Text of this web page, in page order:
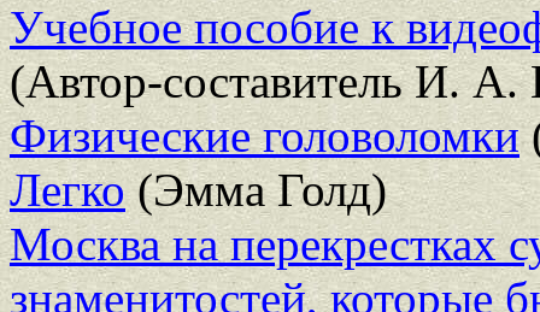
Учебное пособие к
(Автор-составитель И. А.
Физические головоломки
Легко(Эмма Голд)
Москва на перекрестках
знаменитостей, которые